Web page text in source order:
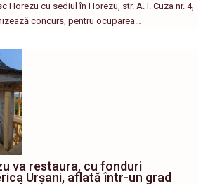
Horezu cu sediul în Horezu, str. A. I. Cuza nr. 4,
concurs, pentru ocuparea…
va restaura, cu fonduri
Urșani, aflată într-un grad